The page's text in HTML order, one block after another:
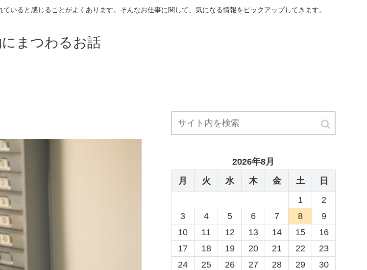
いると感じることがよくあります。そんなお仕事に関して、気になる情報をピックアップしてきます。
まつわるお話
2026年8月
月
火 水 木 金 土
日
1
2
3
4 5 6 7 8
9
10
11 12 13 14 15
16
17
18 19 20 21 22
23
24
25 26 27 28 29
30